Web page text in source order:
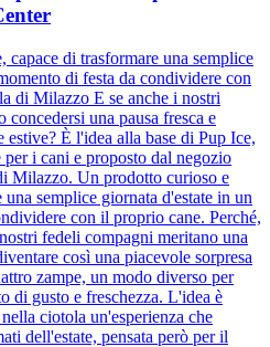
di trasformare una semplice
di festa da condividere con
di Milazzo E se anche i nostri
concedersi una pausa fresca e
estive? È l'idea alla base di Pup Ice,
i cani e proposto dal negozio
Milazzo. Un prodotto curioso e
semplice giornata d'estate in un
con il proprio cane. Perché,
fedeli compagni meritano una
così una piacevole sorpresa
zampe, un modo diverso per
di gusto e freschezza. L'idea è
ciotola un'esperienza che
dell'estate, pensata però per il